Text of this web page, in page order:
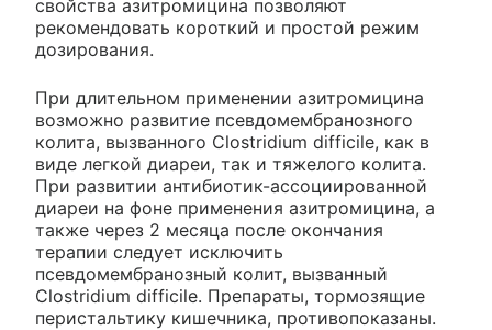
свойства азитромицина позволяют
рекомендовать короткий и простой режим
дозирования.
При длительном применении азитромицина
возможно развитие псевдомембранозного
колита, вызванного Clostridium difficile, как в
виде легкой диареи, так и тяжелого колита.
При развитии антибиотик-ассоциированной
диареи на фоне применения азитромицина, а
также через 2 месяца после окончания
терапии следует исключить
псевдомембранозный колит, вызванный
Clostridium difficile. Препараты, тормозящие
перистальтику кишечника, противопоказаны.